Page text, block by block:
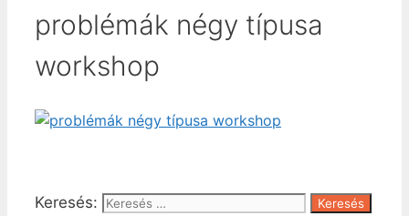
problémák négy típusa
workshop
Keresés: